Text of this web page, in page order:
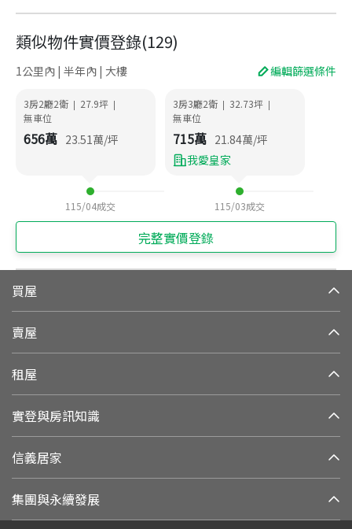
類似物件實價登錄(129)
1公里內 | 半年內 | 大樓 編輯篩選條件
3房2廳2衛 | 27.9坪 |
無車位
656萬 23.51萬/坪
115/04成交
3房3廳2衛 | 32.73坪 |
無車位
715萬 21.84萬/坪
我愛皇家
115/03成交
完整實價登錄
買屋
賣屋
租屋
實登與房訊知識
信義居家
集團與永續發展